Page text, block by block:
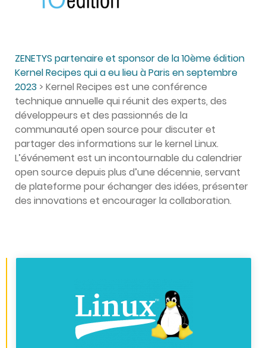
ZENETYS partenaire et sponsor de la 10ème édition
Kernel Recipes qui a eu lieu à Paris en septembre
2023 > Kernel Recipes est une conférence
technique annuelle qui réunit des experts, des
développeurs et des passionnés de la
communauté open source pour discuter et
partager des informations sur le kernel Linux.
L’événement est un incontournable du calendrier
open source depuis plus d’une décennie, servant
de plateforme pour échanger des idées, présenter
des innovations et encourager la collaboration.